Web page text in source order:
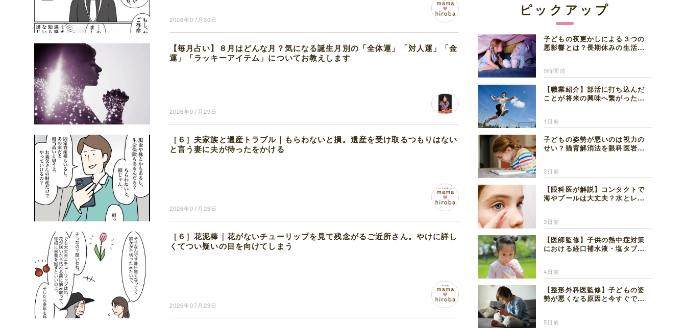
2026年07月30日
【毎月占い】８月はどんな月？気になる誕生月別の「全体運」「対人運」「金
運」「ラッキーアイテム」についてお教えします
2026年07月29日
［６］夫家族と遺産トラブル｜もらわないと損。遺産を受け取るつもりはない
と言う妻に夫が待ったをかける
2026年07月29日
［６］花泥棒｜花がないチューリップを見て残念がるご近所さん。やけに詳し
くてつい疑いの目を向けてしまう
2026年07月29日
ピックアップ
子どもの夜更かしによる３つの
悪影響とは？長期休みの生活リ
0時間前
【職業紹介】部活に打ち込んだ
ことが将来の興味へ繋がった。
1日前
子どもの姿勢が悪いのは視力の
せい？猫背解消法を眼科医岩見
2日前
【眼科医が解説】コンタクトで
海やプールは大丈夫？水とレン
3日前
【医師監修】子供の熱中症対策
における経口補水液・塩タブレ
4日前
【整形外科医監修】子どもの姿
勢が悪くなる原因と今すぐでき
5日前